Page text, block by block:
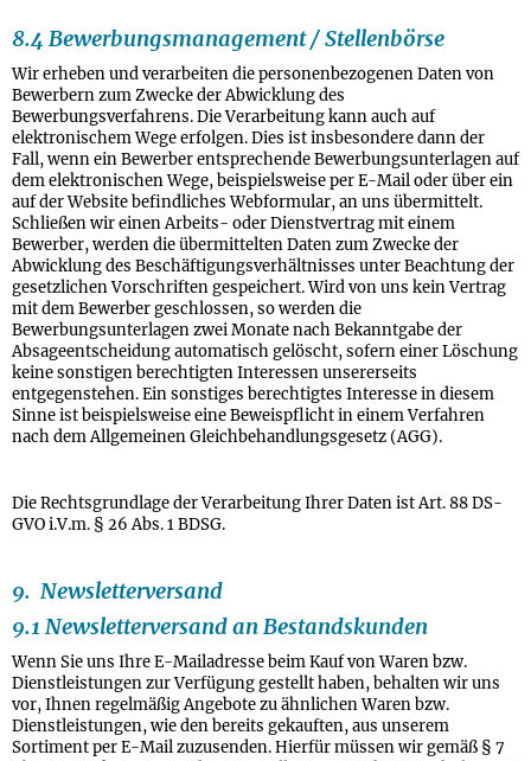
8.4 Bewerbungsmanagement / Stellenbörse
Wir erheben und verarbeiten die personenbezogenen Daten von
Bewerbern zum Zwecke der Abwicklung des
Bewerbungsverfahrens. Die Verarbeitung kann auch auf
elektronischem Wege erfolgen. Dies ist insbesondere dann der
Fall, wenn ein Bewerber entsprechende Bewerbungsunterlagen auf
dem elektronischen Wege, beispielsweise per E-Mail oder über ein
auf der Website befindliches Webformular, an uns übermittelt.
Schließen wir einen Arbeits- oder Dienstvertrag mit einem
Bewerber, werden die übermittelten Daten zum Zwecke der
Abwicklung des Beschäftigungsverhältnisses unter Beachtung der
gesetzlichen Vorschriften gespeichert. Wird von uns kein Vertrag
mit dem Bewerber geschlossen, so werden die
Bewerbungsunterlagen zwei Monate nach Bekanntgabe der
Absageentscheidung automatisch gelöscht, sofern einer Löschung
keine sonstigen berechtigten Interessen unsererseits
entgegenstehen. Ein sonstiges berechtigtes Interesse in diesem
Sinne ist beispielsweise eine Beweispflicht in einem Verfahren
nach dem Allgemeinen Gleichbehandlungsgesetz (AGG).
Die Rechtsgrundlage der Verarbeitung Ihrer Daten ist Art. 88 DS-
GVO i.V.m. § 26 Abs. 1 BDSG.
9. Newsletterversand
9.1 Newsletterversand an Bestandskunden
Wenn Sie uns Ihre E-Mailadresse beim Kauf von Waren bzw.
Dienstleistungen zur Verfügung gestellt haben, behalten wir uns
vor, Ihnen regelmäßig Angebote zu ähnlichen Waren bzw.
Dienstleistungen, wie den bereits gekauften, aus unserem
Sortiment per E-Mail zuzusenden. Hierfür müssen wir gemäß § 7